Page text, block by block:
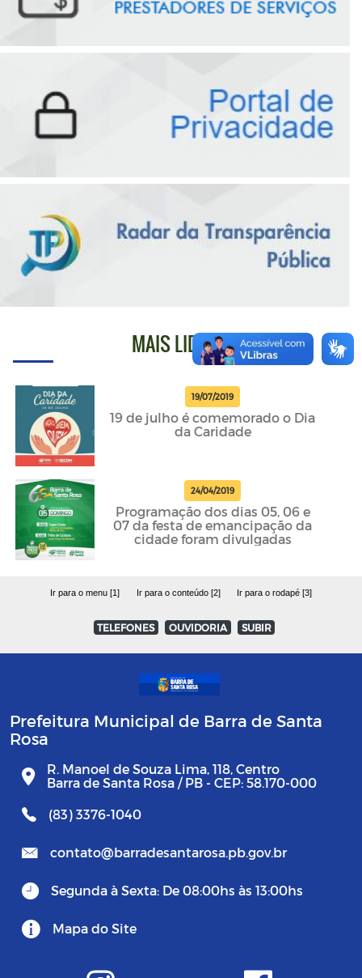
MAIS LIDAS
19/07/2019
19 de julho é comemorado o Dia
da Caridade
24/04/2019
Programação dos dias 05, 06 e
07 da festa de emancipação da
cidade foram divulgadas
Ir para o menu [1] Ir para o conteúdo [2] Ir para o rodapé [3]
TELEFONES OUVIDORIA SUBIR
Prefeitura Municipal de Barra de Santa
Rosa
R. Manoel de Souza Lima, 118, Centro
Barra de Santa Rosa / PB - CEP: 58.170-000
(83) 3376-1040
contato@barradesantarosa.pb.gov.br
Segunda à Sexta: De 08:00hs às 13:00hs
Mapa do Site